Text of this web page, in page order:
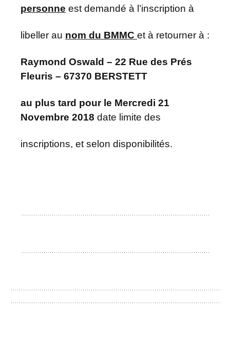
personne est demandé à l’inscription à
libeller au nom du BMMC et à retourner à :
Raymond Oswald – 22 Rue des Prés
Fleuris – 67370 BERSTETT
au plus tard pour le Mercredi 21
Novembre 2018 date limite des
inscriptions, et selon disponibilités.